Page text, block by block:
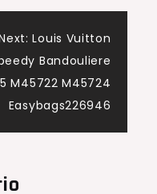
Louis Vuitton
Bandouliere
M45722 M45724
Easybags226946